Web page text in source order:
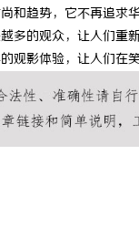
和趋势，它不再追
多的观众，让人们
观影体验，让人们在